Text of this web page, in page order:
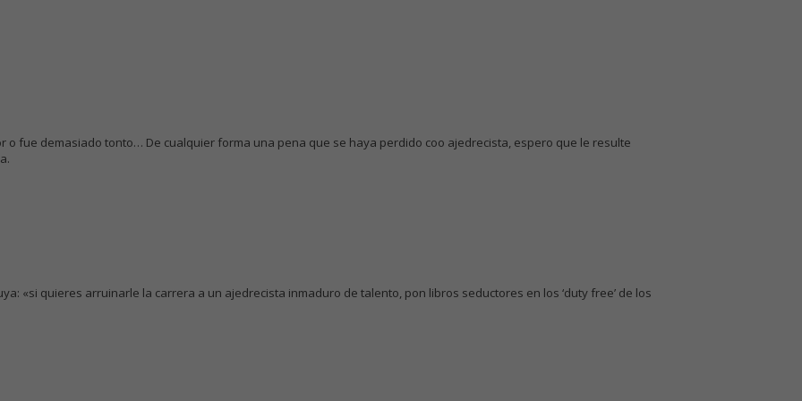
o fue demasiado tonto… De cualquier forma una pena que se haya perdido coo ajedrecista, espero que le resulte
«si quieres arruinarle la carrera a un ajedrecista inmaduro de talento, pon libros seductores en los ‘duty free’ de los